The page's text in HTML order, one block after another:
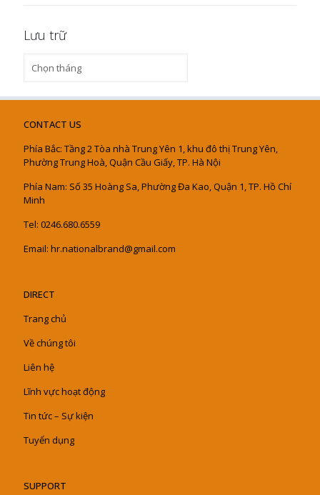
Lưu trữ
trữ
CONTACT US
Phía Bắc: Tầng 2 Tòa nhà Trung Yên 1, khu đô thị Trung Yên,
Phường Trung Hoà, Quận Cầu Giấy, TP. Hà Nội
Phía Nam: Số 35 Hoàng Sa, Phường Đa Kao, Quận 1, TP. Hồ Chí
Minh
Tel: 0246.680.6559
Email: hr.nationalbrand@gmail.com
DIRECT
Trang chủ
Về chúng tôi
Liên hệ
Lĩnh vực hoạt động
Tin tức – Sự kiện
Tuyển dụng
SUPPORT